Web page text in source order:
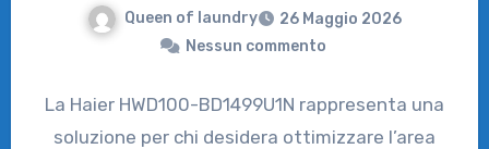
Queen of laundry
26 Maggio 2026
Nessun commento
La Haier HWD100-BD1499U1N rappresenta una
soluzione per chi desidera ottimizzare l’area